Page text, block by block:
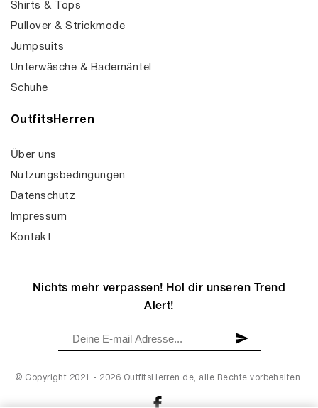
Shirts & Tops
Pullover & Strickmode
Jumpsuits
Unterwäsche & Bademäntel
Schuhe
OutfitsHerren
Über uns
Nutzungsbedingungen
Datenschutz
Impressum
Kontakt
© Copyright 2021 - 2026 OutfitsHerren.de, alle Rechte vorbehalten.
Nichts mehr verpassen! Hol dir unseren Trend
Alert!